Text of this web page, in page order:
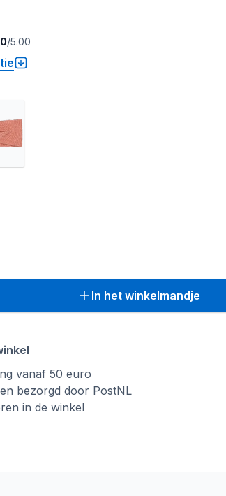
/5.00
In het winkelmandje
vanaf 50 euro
bezorgd door PostNL
in de winkel